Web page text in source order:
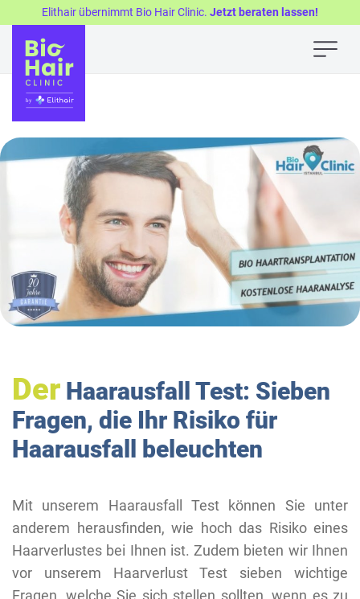
Elithair übernimmt Bio Hair Clinic. Jetzt beraten lassen!
Der Haarausfall Test: Sieben
Fragen, die Ihr Risiko für
Haarausfall beleuchten
Mit unserem Haarausfall Test können Sie unter
anderem herausfinden, wie hoch das Risiko eines
Haarverlustes bei Ihnen ist. Zudem bieten wir Ihnen
vor unserem Haarverlust Test sieben wichtige
Fragen, welche Sie sich stellen sollten, wenn es zu